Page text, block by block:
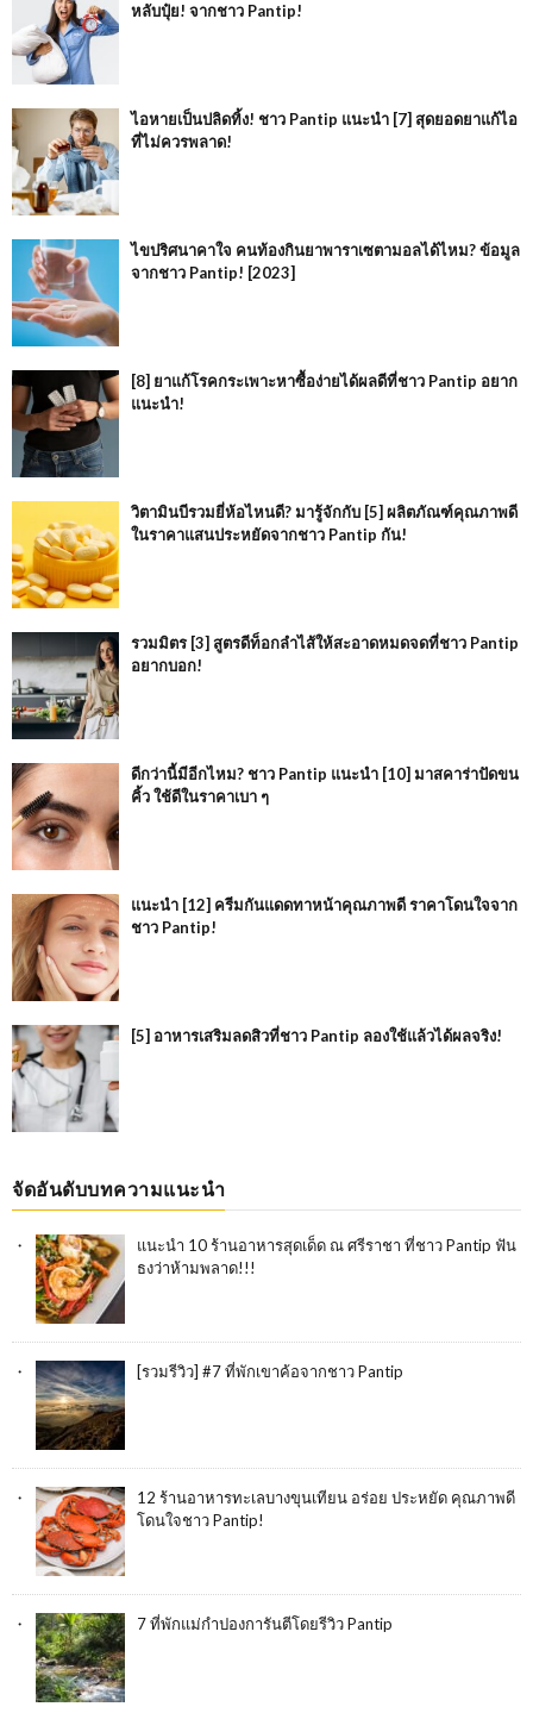
หลับปุ๋ย! จากชาว Pantip!
ไอหายเป็นปลิดทิ้ง! ชาว Pantip แนะนำ [7] สุดยอดยาแก้ไอ
ที่ไม่ควรพลาด!
ไขปริศนาคาใจ คนท้องกินยาพาราเซตามอลได้ไหม? ข้อมูล
จากชาว Pantip! [2023]
[8] ยาแก้โรคกระเพาะหาซื้อง่ายได้ผลดีที่ชาว Pantip อยาก
แนะนำ!
วิตามินบีรวมยี่ห้อไหนดี? มารู้จักกับ [5] ผลิตภัณฑ์คุณภาพดี
ในราคาแสนประหยัดจากชาว Pantip กัน!
รวมมิตร [3] สูตรดีท็อกลำไส้ให้สะอาดหมดจดที่ชาว Pantip
อยากบอก!
ดีกว่านี้มีอีกไหม? ชาว Pantip แนะนำ [10] มาสคาร่าปัดขน
คิ้ว ใช้ดีในราคาเบา ๆ
แนะนำ [12] ครีมกันแดดทาหน้าคุณภาพดี ราคาโดนใจจาก
ชาว Pantip!
[5] อาหารเสริมลดสิวที่ชาว Pantip ลองใช้แล้วได้ผลจริง!
จัดอันดับบทความแนะนำ
แนะนำ 10 ร้านอาหารสุดเด็ด ณ ศรีราชา ที่ชาว Pantip ฟัน
ธงว่าห้ามพลาด!!!
[รวมรีวิว] #7 ที่พักเขาค้อจากชาว Pantip
12 ร้านอาหารทะเลบางขุนเทียน อร่อย ประหยัด คุณภาพดี
โดนใจชาว Pantip!
7 ที่พักแม่กำปองการันตีโดยรีวิว Pantip